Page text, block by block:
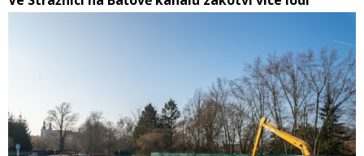
mluvčí ŘVC Jan Bukovský.